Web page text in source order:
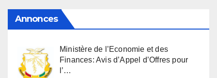
Annonces
Ministère de l’Economie et des
Finances: Avis d’Appel d’Offres pour
l’…